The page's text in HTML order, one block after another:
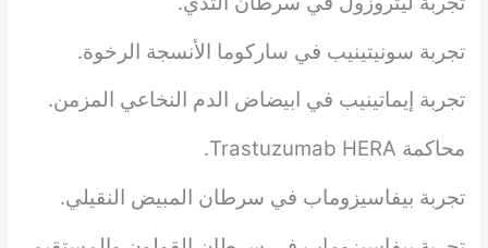
تجربة سونيتينيب في ساركوما الأنسجة الرخوة.
تجربة إيماتينيب في ابيضاض الدم النخاعي المزمن.
محاكمة Trastuzumab HERA.
تجربة بيفاسيزوماب في سرطان المبيض النقيلي.